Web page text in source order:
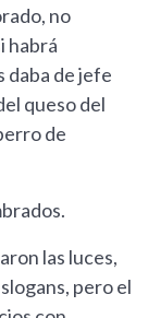
no
habrá
daba de jefe
queso del
de
las luces,
pero el